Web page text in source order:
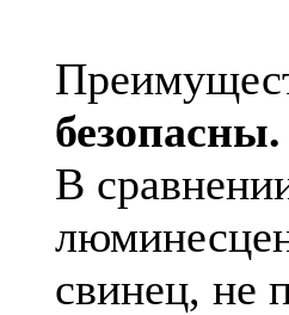
безопасны.
В
свинец, не